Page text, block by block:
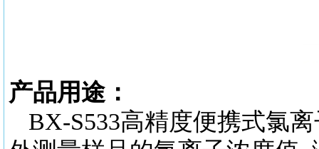
产品用途：
BX-S533高精度便携式氯